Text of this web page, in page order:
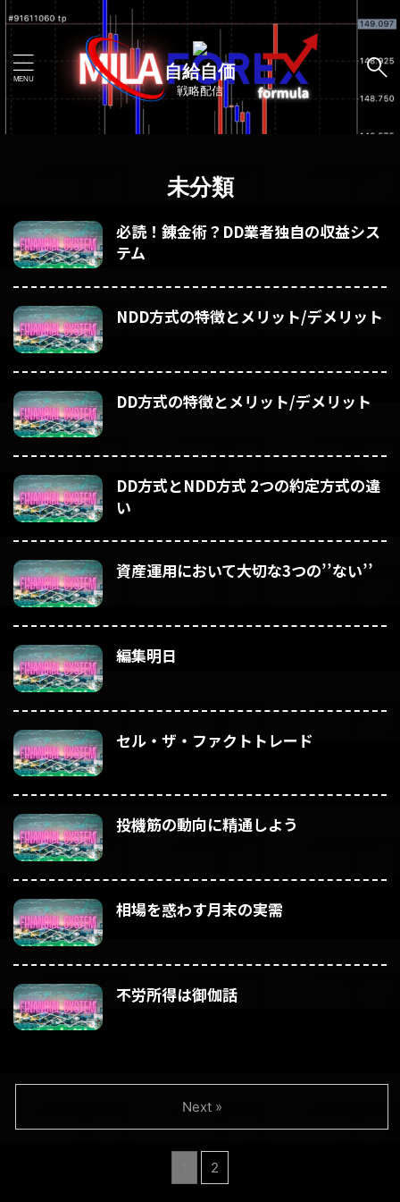
自給自価
戦略配信
未分類
必読！錬金術？DD業者独自の収益シス
テム
NDD方式の特徴とメリット/デメリット
DD方式の特徴とメリット/デメリット
DD方式とNDD方式 2つの約定方式の違
い
資産運用において大切な3つの’’ない’’
編集明日
セル・ザ・ファクトトレード
投機筋の動向に精通しよう
相場を惑わす月末の実需
不労所得は御伽話
2
Next »